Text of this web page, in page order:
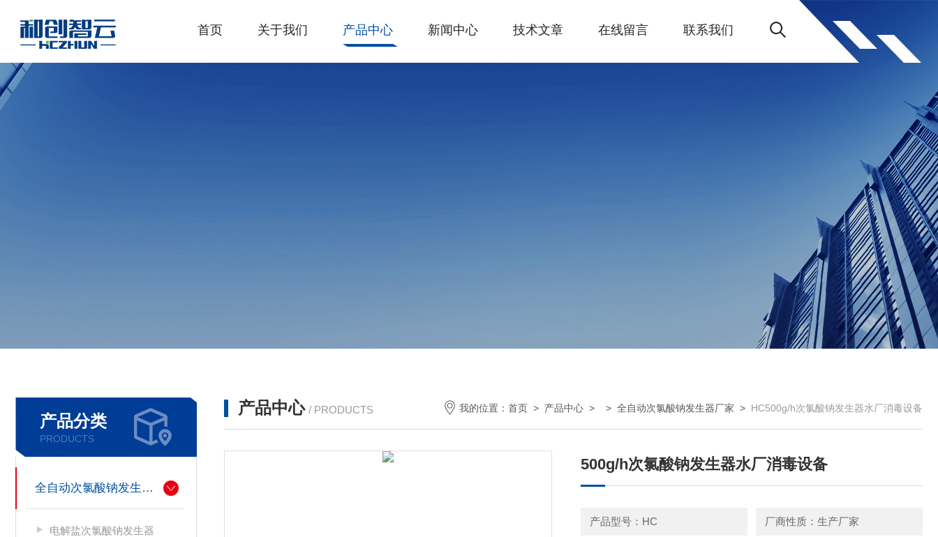
首页 关于我们 产品中心 新闻中心 技术文章 在线留言 联系我们
产品分类
PRODUCTS
全自动次氯酸钠发生器厂家
电解盐次氯酸钠发生器
产品中心 / PRODUCTS 我的位置： 首页 > 产品中心 > > 全自动次氯酸钠发生器厂家 > HC500g/h次氯酸钠发生器水厂消毒设备
500g/h次氯酸钠发生器水厂消毒设备
产品型号：HC 厂商性质：生产厂家